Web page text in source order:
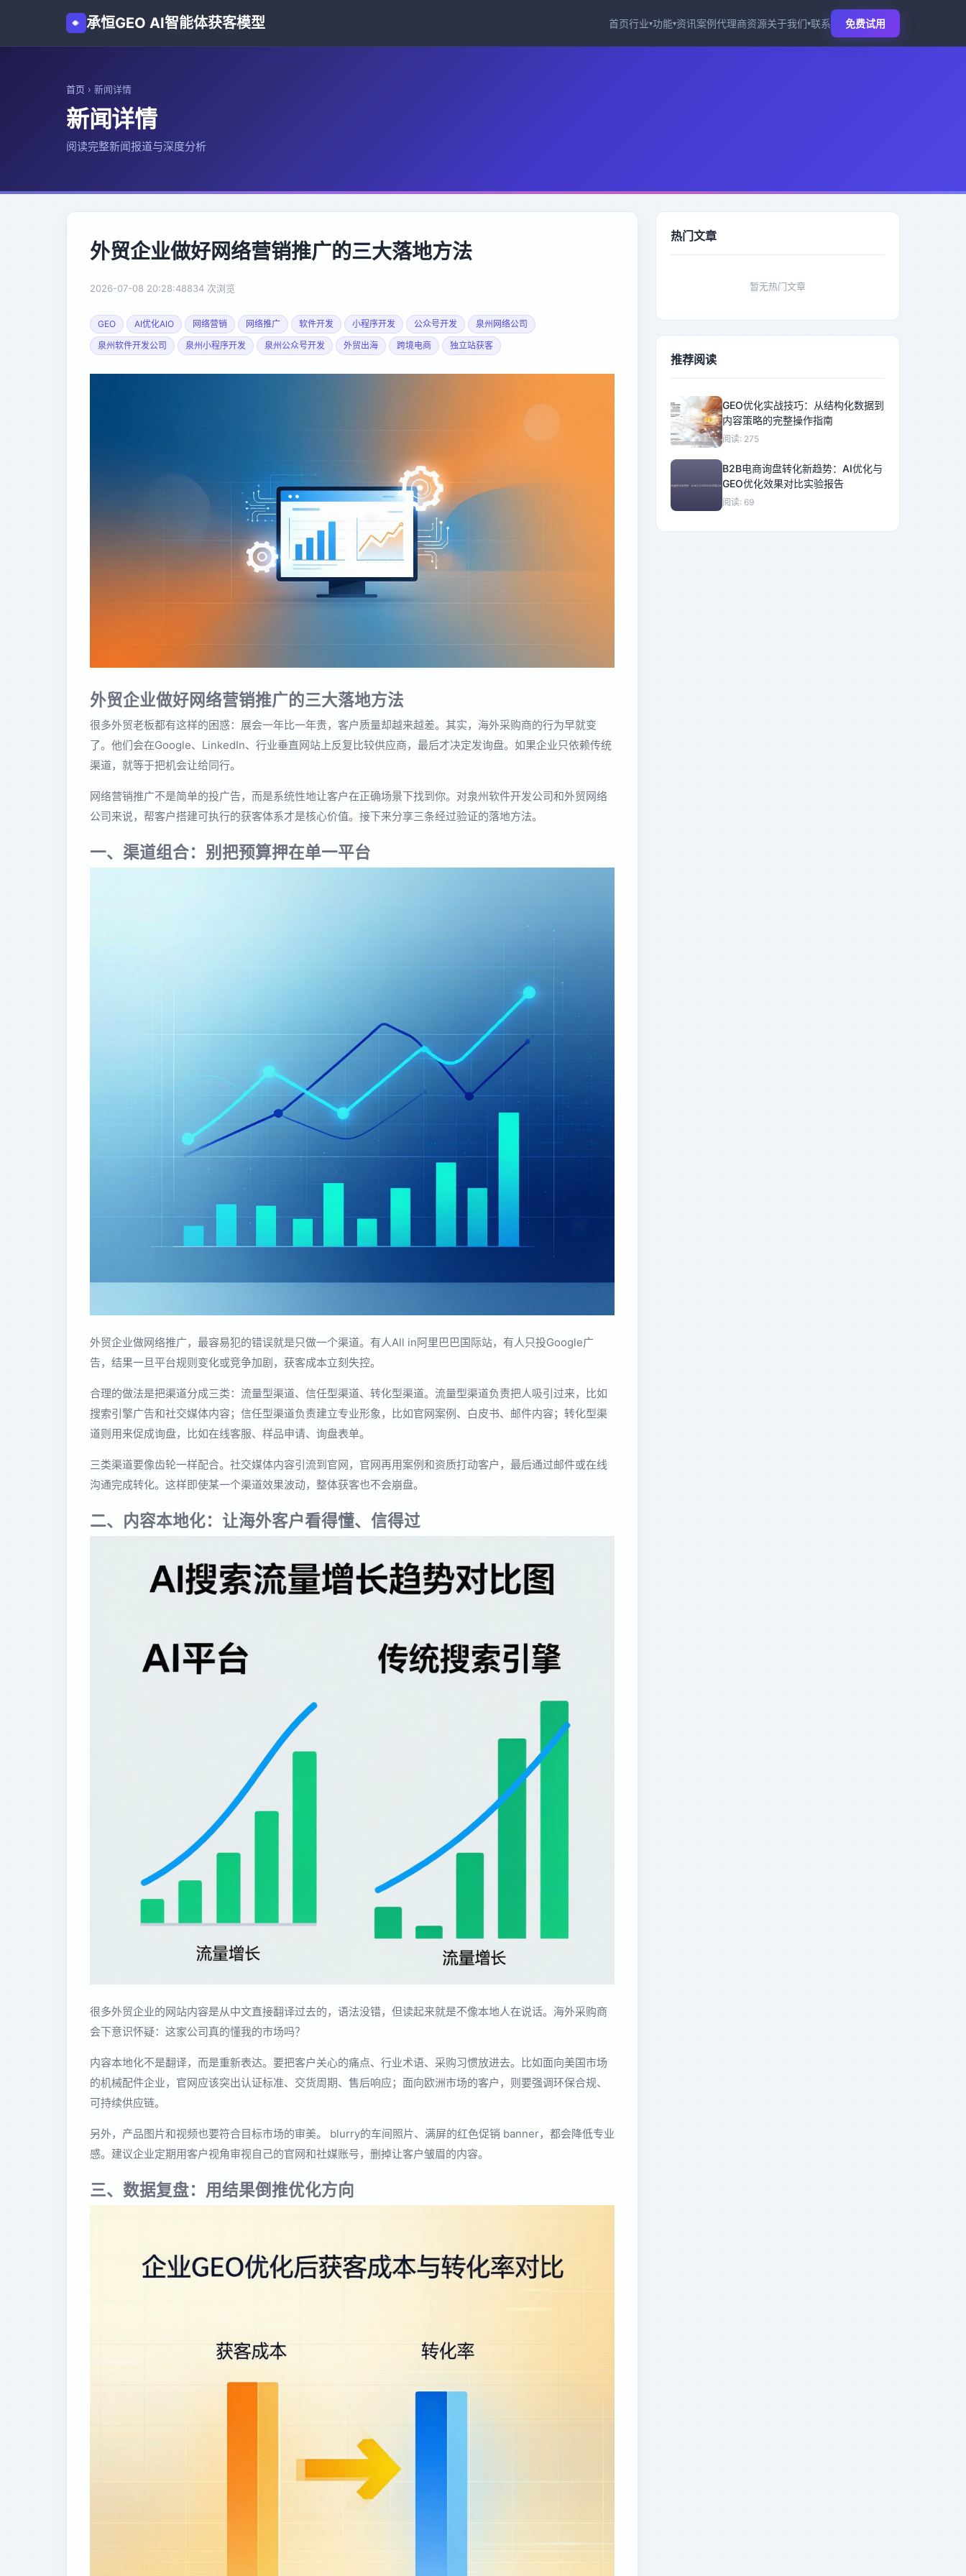
承恒GEO AI智能体获客模型 首页行业▾功能▾资讯案例代理商资源关于我们▾联系 免费试用
首页 › 新闻详情
新闻详情
阅读完整新闻报道与深度分析
外贸企业做好网络营销推广的三大落地方法
2026-07-08 20:28:48834 次浏览
GEO AI优化AIO 网络营销 网络推广 软件开发 小程序开发 公众号开发
泉州网络公司
泉州软件开发公司
泉州小程序开发 泉州公众号开发 外贸出海 跨境电商 独立站获客
外贸企业做好网络营销推广的三大落地方法
很多外贸老板都有这样的困惑：展会一年比一年贵，客户质量却越来越差。其实，海外采购商的行为早就变
了。他们会在Google、LinkedIn、行业垂直网站上反复比较供应商，最后才决定发询盘。如果企业只依赖传统
渠道，就等于把机会让给同行。
网络营销推广不是简单的投广告，而是系统性地让客户在正确场景下找到你。对泉州软件开发公司和外贸网络
公司来说，帮客户搭建可执行的获客体系才是核心价值。接下来分享三条经过验证的落地方法。
一、渠道组合：别把预算押在单一平台
外贸企业做网络推广，最容易犯的错误就是只做一个渠道。有人All in阿里巴巴国际站，有人只投Google广
告，结果一旦平台规则变化或竞争加剧，获客成本立刻失控。
合理的做法是把渠道分成三类：流量型渠道、信任型渠道、转化型渠道。流量型渠道负责把人吸引过来，比如
搜索引擎广告和社交媒体内容；信任型渠道负责建立专业形象，比如官网案例、白皮书、邮件内容；转化型渠
道则用来促成询盘，比如在线客服、样品申请、询盘表单。
三类渠道要像齿轮一样配合。社交媒体内容引流到官网，官网再用案例和资质打动客户，最后通过邮件或在线
沟通完成转化。这样即使某一个渠道效果波动，整体获客也不会崩盘。
二、内容本地化：让海外客户看得懂、信得过
很多外贸企业的网站内容是从中文直接翻译过去的，语法没错，但读起来就是不像本地人在说话。海外采购商
会下意识怀疑：这家公司真的懂我的市场吗？
内容本地化不是翻译，而是重新表达。要把客户关心的痛点、行业术语、采购习惯放进去。比如面向美国市场
的机械配件企业，官网应该突出认证标准、交货周期、售后响应；面向欧洲市场的客户，则要强调环保合规、
可持续供应链。
另外，产品图片和视频也要符合目标市场的审美。 blurry的车间照片、满屏的红色促销 banner，都会降低专业
感。建议企业定期用客户视角审视自己的官网和社媒账号，删掉让客户皱眉的内容。
三、数据复盘：用结果倒推优化方向
热门文章
暂无热门文章
推荐阅读
GEO优化实战技巧：从结构化数据到
内容策略的完整操作指南
阅读: 275
B2B电商询盘转化新趋势：AI优化与
GEO优化效果对比实验报告
阅读: 69